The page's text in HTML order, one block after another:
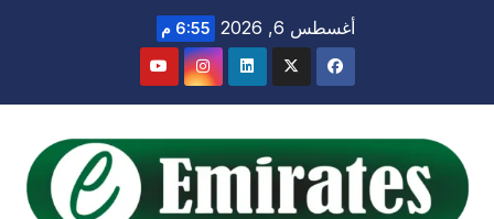
أغسطس 6, 2026 6:55 م